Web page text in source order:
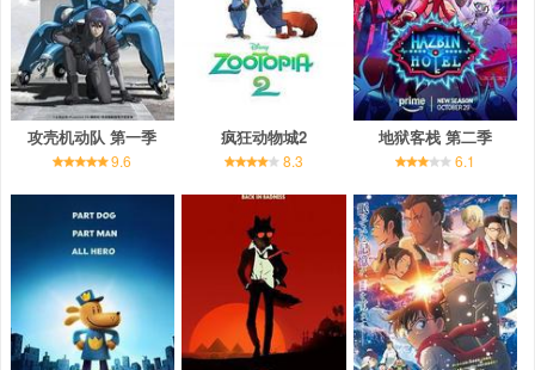
攻壳机动队 第一季
9.6
疯狂动物城2
8.3
地狱客栈 第二季
6.1